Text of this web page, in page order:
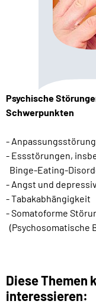
Psychische
Schwerpunkten
-
- Essstörungen,
Binge-Eating-
- Angst und
- Tabakabhängigkeit
- Somatoforme
(Psychosomatische
Diese Themen
interessieren: